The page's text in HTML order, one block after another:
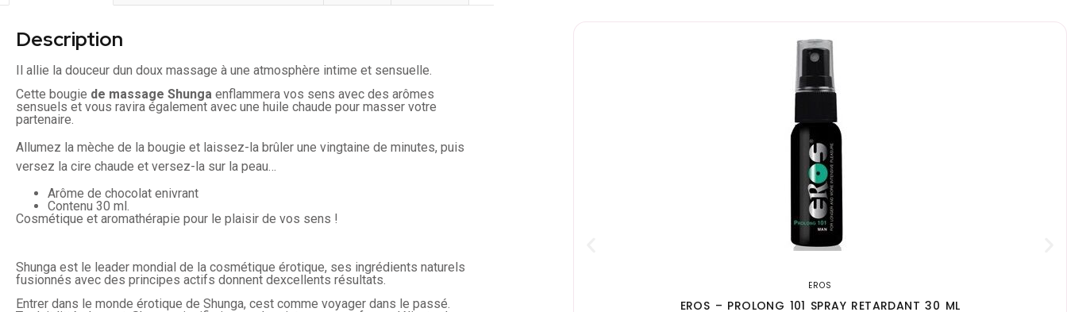
Description
Il allie la douceur dun doux massage à une atmosphère intime et sensuelle.
Cette bougie de massage Shunga enflammera vos sens avec des arômes
sensuels et vous ravira également avec une huile chaude pour masser votre
partenaire.
Allumez la mèche de la bougie et laissez-la brûler une vingtaine de minutes, puis
versez la cire chaude et versez-la sur la peau…
Arôme de chocolat enivrant
Contenu 30 ml.
Cosmétique et aromathérapie pour le plaisir de vos sens !
Shunga est le leader mondial de la cosmétique érotique, ses ingrédients naturels
fusionnés avec des principes actifs donnent dexcellents résultats.
Entrer dans le monde érotique de Shunga, cest comme voyager dans le passé.
EROS
EROS – PROLONG 101 SPRAY RETARDANT 30 ML